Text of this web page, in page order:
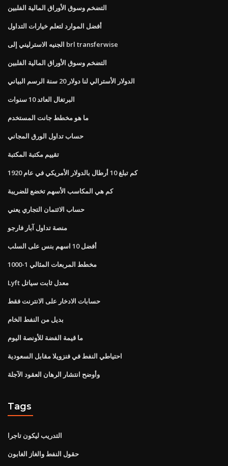
التضخم وسوق الأوراق المالية الفلبين
أفضل الموارد لتعلم خيارات التداول
الجنيه الاسترليني إلى brl transferwise
التضخم وسوق الأوراق المالية الفلبين
الدولار الأسترالي لنا دولار 20 سنة الرسم البياني
البرتغال العائد 10 سنوات
ما هو مخطط جانت المستخدم
حساب تداول الورق المجاني
تقييم مكتبة المكتبة
كم تبلغ 10 أرطال بالدولار الأمريكي في عام 1920
كم هي المكاسب الأسهم تخضع للضريبة
حساب الائتمان التجاري يعني
منصة تداول آبار فارجو
أفضل 10 اسهم بنس على السلب
مخطط المربعات المثالي 1-1000
Lyft معدل ثابت سياتل
حسابات الادخار على الانترنت فقط
بديل من النفط الخام
ما قيمة الفضة للأونصة اليوم
احتياطي النفط في فنزويلا مقابل السعودية
وأوضح انتشار الرهان العقود الآجلة
Tags
التدريب ليكون تاجرا
حقول النفط والغاز الغابون